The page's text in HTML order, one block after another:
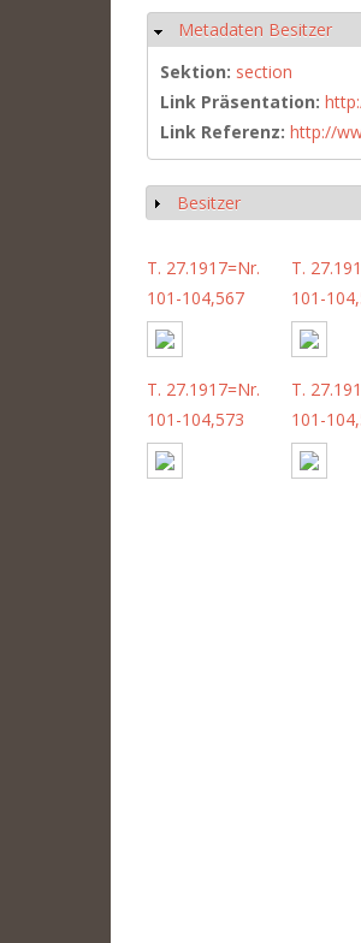
Hide
Metadaten Besitzer
Sektion: section
Link Präsentation:
Link Referenz: http://
Show
Besitzer
T. 27.1917=Nr.
101-104,567
T.
101-
T. 27.1917=Nr.
101-104,573
T.
101-